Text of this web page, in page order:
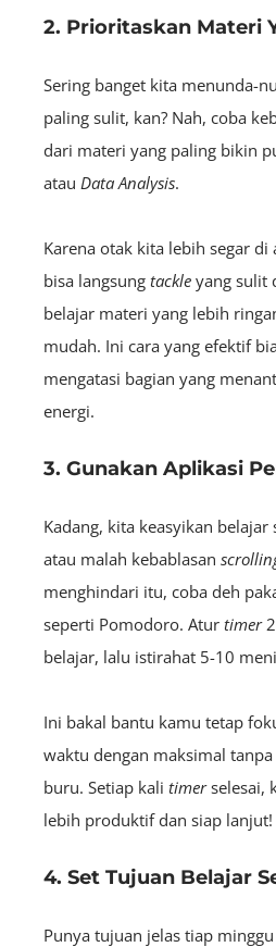
2. Prioritaskan Materi
Sering banget kita menunda-
paling sulit, kan? Nah, coba
dari materi yang paling bikin
atau Data Analysis.
Karena otak kita lebih segar di
bisa langsung tackle yang sulit
belajar materi yang lebih
mudah. Ini cara yang efektif
mengatasi bagian yang
energi.
3. Gunakan Aplikasi
Kadang, kita keasyikan
atau malah kebablasan
menghindari itu, coba deh
seperti Pomodoro. Atur timer
belajar, lalu istirahat 5-10
Ini bakal bantu kamu tetap
waktu dengan maksimal
buru. Setiap kali timerselesai,
lebih produktif dan siap lanjut!
4. Set Tujuan Belajar
Punya tujuan jelas tiap